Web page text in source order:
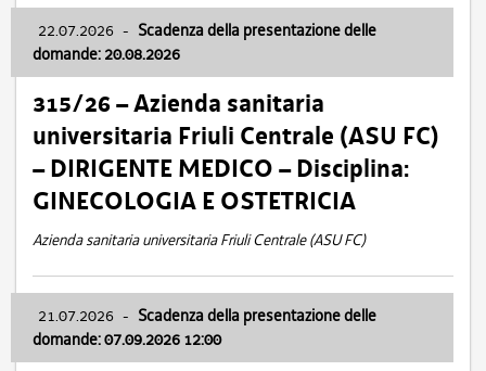
22.07.2026 - Scadenza della presentazione delle
domande: 20.08.2026
315/26 – Azienda sanitaria
universitaria Friuli Centrale (ASU FC)
– DIRIGENTE MEDICO – Disciplina:
GINECOLOGIA E OSTETRICIA
Azienda sanitaria universitaria Friuli Centrale (ASU FC)
21.07.2026 - Scadenza della presentazione delle
domande: 07.09.2026 12:00